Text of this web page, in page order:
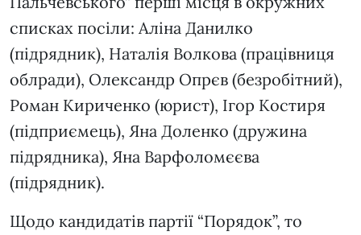
списках посіли: Аліна Данилко
(підрядник), Наталія Волкова (працівниця
облради), Олександр Опрєв (безробітний),
Роман Кириченко (юрист), Ігор Костиря
(підприємець), Яна Доленко (дружина
підрядника), Яна Варфоломєєва
(підрядник).
Щодо кандидатів партії “Порядок”, то